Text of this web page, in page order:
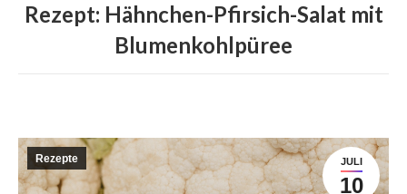
Rezept: Hähnchen-Pfirsich-Salat mit
Blumenkohlpüree
JULI
10
Rezepte